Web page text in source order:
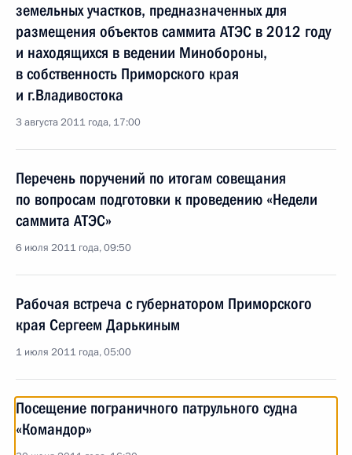
земельных участков, предназначенных для
размещения объектов саммита АТЭС в 2012 году
и находящихся в ведении Минобороны,
в собственность Приморского края
и г.Владивостока
3 августа 2011 года, 17:00
Перечень поручений по итогам совещания
по вопросам подготовки к проведению «Недели
саммита АТЭС»
6 июля 2011 года, 09:50
Рабочая встреча с губернатором Приморского
края Сергеем Дарькиным
1 июля 2011 года, 05:00
Посещение пограничного патрульного судна
«Командор»